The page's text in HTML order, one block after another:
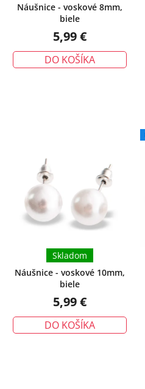
Náušnice - voskové 8mm,
biele
5,99 €
DO KOŠÍKA
Náušnice - voskové 10mm,
biele
Skladom
5,99 €
DO KOŠÍKA